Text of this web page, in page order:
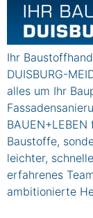
Ihr
DUISBURG-
alles um Ihr
Baustoffe,
leichter,
erfahrenes
ambitionierte